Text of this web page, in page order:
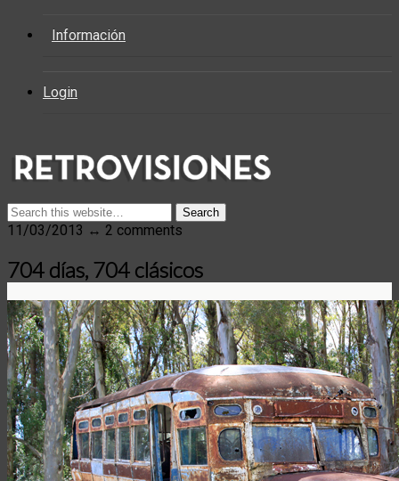
Información
Login
11/03/2013 ↔ 2 comments
704 días, 704 clásicos